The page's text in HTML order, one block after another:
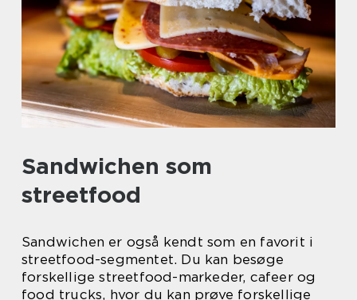
Sandwichen som
streetfood
Sandwichen er også kendt som en favorit i
streetfood-segmentet. Du kan besøge
forskellige streetfood-markeder, cafeer og
food trucks, hvor du kan prøve forskellige